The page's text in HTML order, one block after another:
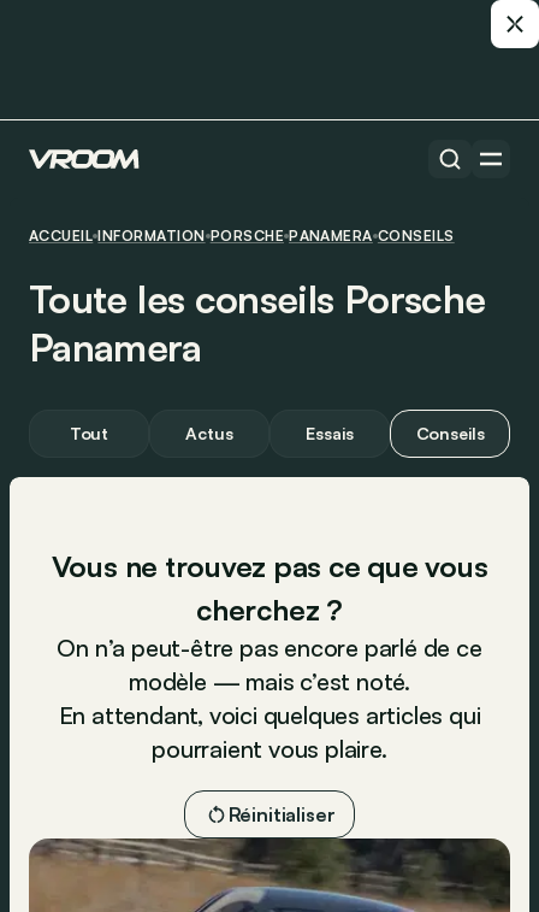
ACCUEIL INFORMATION PORSCHE PANAMERA CONSEILS
Toute les conseils Porsche
Panamera
Tout Actus Essais Conseils
Vous ne trouvez pas ce que vous
cherchez ?
On n’a peut-être pas encore parlé de ce
modèle — mais c’est noté.
En attendant, voici quelques articles qui
pourraient vous plaire.
Réinitialiser